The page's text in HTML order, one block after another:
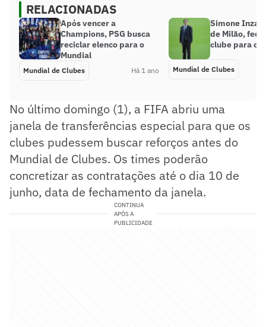
RELACIONADAS
Após vencer a
Champions, PSG busca
reciclar elenco para o
Mundial
Mundial de Clubes Há 1 ano
Simone
de Milão,
clube para o
Mundial de Clubes
No último domingo (1), a FIFA abriu uma
janela de transferências especial para que os
clubes pudessem buscar reforços antes do
Mundial de Clubes. Os times poderão
concretizar as contratações até o dia 10 de
junho, data de fechamento da janela.
CONTINUA
APÓS A
PUBLICIDADE